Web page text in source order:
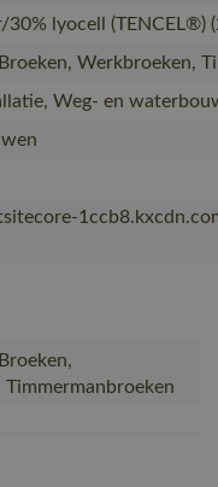
30% lyocell (TENCEL®)
Werkbroeken,
Weg- en